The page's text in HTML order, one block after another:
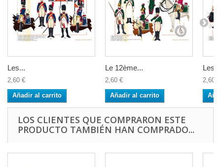
Les...
2,60 €
Añadir al carrito
Le 12ème...
2,60 €
Añadir al carrito
Les...
2,60 €
LOS CLIENTES QUE COMPRARON ESTE
PRODUCTO TAMBIÉN HAN COMPRADO...